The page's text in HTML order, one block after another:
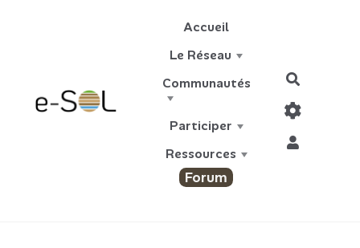
Accueil
Le Réseau
Communautés
Participer
Ressources
Forum